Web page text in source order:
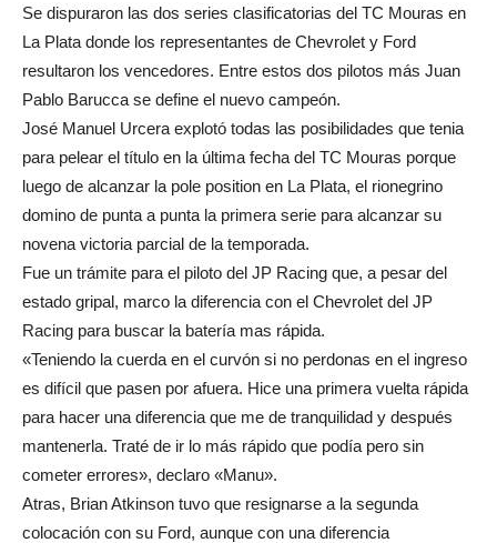
Se dispuraron las dos series clasificatorias del TC Mouras en
La Plata donde los representantes de Chevrolet y Ford
resultaron los vencedores. Entre estos dos pilotos más Juan
Pablo Barucca se define el nuevo campeón.
José Manuel Urcera explotó todas las posibilidades que tenia
para pelear el título en la última fecha del TC Mouras porque
luego de alcanzar la pole position en La Plata, el rionegrino
domino de punta a punta la primera serie para alcanzar su
novena victoria parcial de la temporada.
Fue un trámite para el piloto del JP Racing que, a pesar del
estado gripal, marco la diferencia con el Chevrolet del JP
Racing para buscar la batería mas rápida.
«Teniendo la cuerda en el curvón si no perdonas en el ingreso
es difícil que pasen por afuera. Hice una primera vuelta rápida
para hacer una diferencia que me de tranquilidad y después
mantenerla. Traté de ir lo más rápido que podía pero sin
cometer errores», declaro «Manu».
Atras, Brian Atkinson tuvo que resignarse a la segunda
colocación con su Ford, aunque con una diferencia